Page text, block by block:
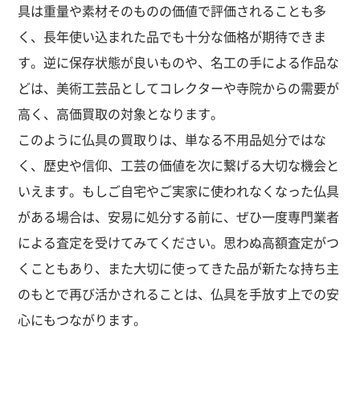
具は重量や素材そのものの価値で評価されることも多
く、長年使い込まれた品でも十分な価格が期待できま
す。逆に保存状態が良いものや、名工の手による作品な
どは、美術工芸品としてコレクターや寺院からの需要が
高く、高価買取の対象となります。
このように仏具の買取りは、単なる不用品処分ではな
く、歴史や信仰、工芸の価値を次に繋げる大切な機会と
いえます。もしご自宅やご実家に使われなくなった仏具
がある場合は、安易に処分する前に、ぜひ一度専門業者
による査定を受けてみてください。思わぬ高額査定がつ
くこともあり、また大切に使ってきた品が新たな持ち主
のもとで再び活かされることは、仏具を手放す上での安
心にもつながります。